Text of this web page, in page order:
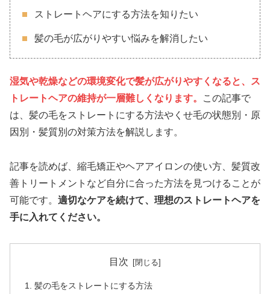
ストレートヘアにする方法を知りたい
髪の毛が広がりやすい悩みを解消したい
湿気や乾燥などの環境変化で髪が広がりやすくなると、ス
トレートヘアの維持が一層難しくなります。
この記事で
は、髪の毛をストレートにする方法やくせ毛の状態別・原
因別・髪質別の対策方法を解説します。
記事を読めば、縮毛矯正やヘアアイロンの使い方、髪質改
善トリートメントなど自分に合った方法を見つけることが
可能です。 適切なケアを続けて、理想のストレートヘアを
手に入れてください。
目次
髪の毛をストレートにする方法